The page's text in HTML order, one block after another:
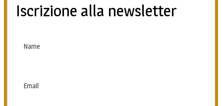
Iscrizione alla newsletter
Name
Email